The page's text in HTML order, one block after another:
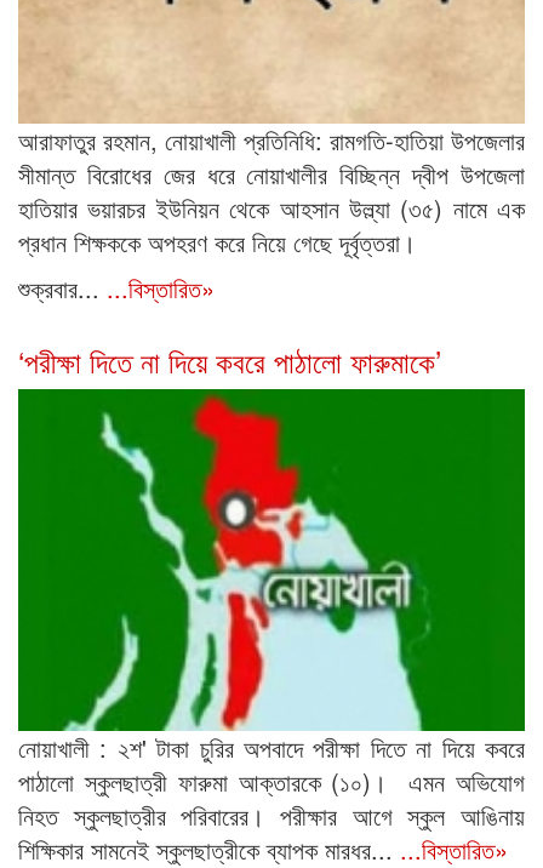
আরাফাতুর রহমান, নোয়াখালী প্রতিনিধি: রামগতি-হাতিয়া উপজেলার
সীমান্ত বিরোধের জের ধরে নোয়াখালীর বিচ্ছিন্ন দ্বীপ উপজেলা
হাতিয়ার ভয়ারচর ইউনিয়ন থেকে আহসান উল্ল্যা (৩৫) নামে এক
প্রধান শিক্ষককে অপহরণ করে নিয়ে গেছে দূর্বৃত্তরা।
শুক্রবার... ...বিস্তারিত»
‘পরীক্ষা দিতে না দিয়ে কবরে পাঠালো ফারুমাকে’
নোয়াখালী : ২শ' টাকা চুরির অপবাদে পরীক্ষা দিতে না দিয়ে কবরে
পাঠালো স্কুলছাত্রী ফারুমা আক্তারকে (১০)। এমন অভিযোগ
নিহত স্কুলছাত্রীর পরিবারের। পরীক্ষার আগে স্কুল আঙিনায়
শিক্ষিকার সামনেই স্কুলছাত্রীকে ব্যাপক মারধর... ...বিস্তারিত»